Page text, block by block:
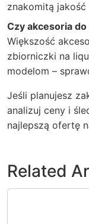
znakomitą jakość
Czy akcesoria
Większość
zbiorniczki na
modelom –
Jeśli planujesz
analizuj ceny i
najlepszą ofertę
Related